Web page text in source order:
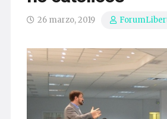
26 marzo, 2019